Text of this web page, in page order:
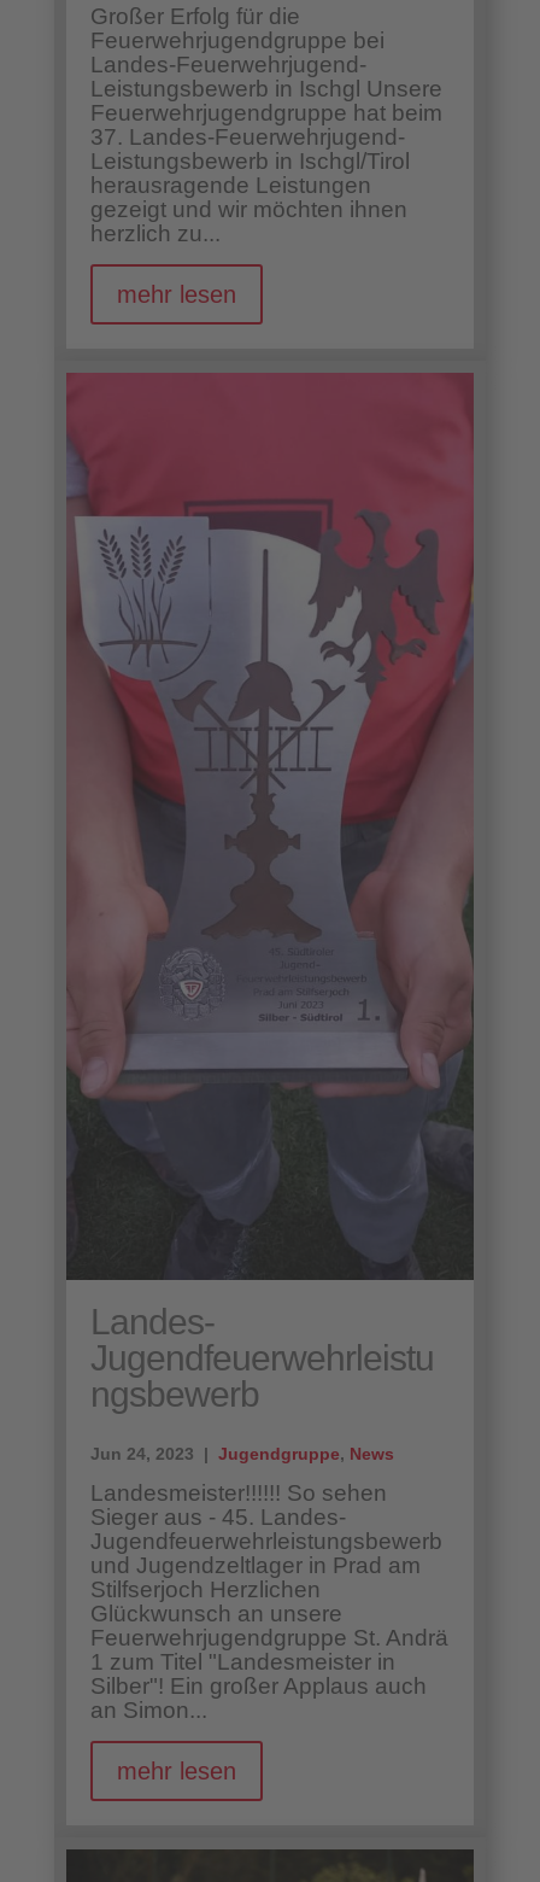
Großer Erfolg für die
Feuerwehrjugendgruppe bei
Landes-Feuerwehrjugend-
Leistungsbewerb in Ischgl Unsere
Feuerwehrjugendgruppe hat beim
37. Landes-Feuerwehrjugend-
Leistungsbewerb in Ischgl/Tirol
herausragende Leistungen
gezeigt und wir möchten ihnen
herzlich zu...
mehr lesen
Landes-
Jugendfeuerwehrleistu
ngsbewerb
Jun 24, 2023 | Jugendgruppe, News
Landesmeister!!!!!! So sehen
Sieger aus - 45. Landes-
Jugendfeuerwehrleistungsbewerb
und Jugendzeltlager in Prad am
Stilfserjoch Herzlichen
Glückwunsch an unsere
Feuerwehrjugendgruppe St. Andrä
1 zum Titel "Landesmeister in
Silber"! Ein großer Applaus auch
an Simon...
mehr lesen